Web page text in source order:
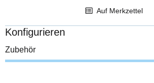
Auf Merkzettel
Konfigurieren
Zubehör